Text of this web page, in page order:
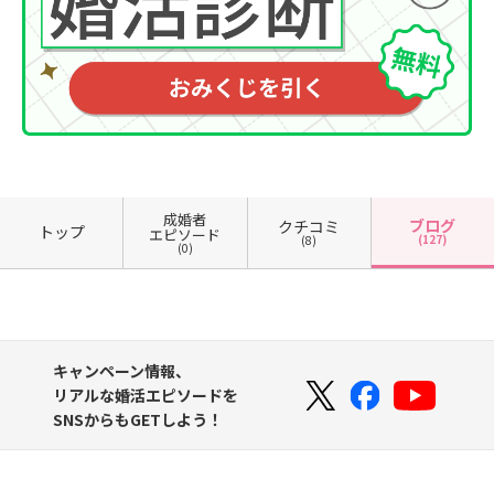
トップ
成婚者
エピソード
(0)
クチコミ
(8)
ブログ
(127)
キャンペーン情報、
リアルな婚活エピソードを
SNSからもGETしよう！